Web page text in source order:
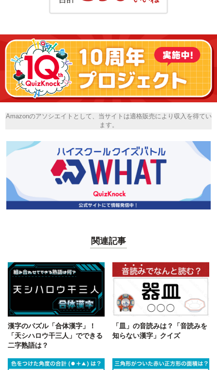
Amazonのアソシエイトとして、当サイトは適格販売により収入を得てい
ます。
関連記事
漢字のパズル「合体漢字」！
「天シハロウ干三人」でできる
二字熟語は？
「皿」の音読みは？「音読みを
知らない漢字」クイズ